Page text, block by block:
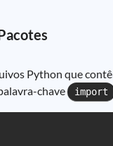
Python que
chave
import